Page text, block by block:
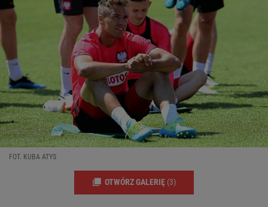
FOT. KUBA ATYS
OTWÓRZ GALERIĘ (3)